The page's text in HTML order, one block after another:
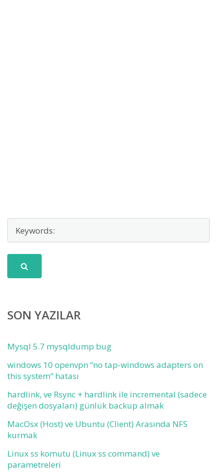
SON YAZILAR
Mysql 5.7 mysqldump bug
windows 10 openvpn “no tap-windows adapters on
this system” hatası
hardlink, ve Rsync + hardlink ile incremental (sadece
değişen dosyaları) günlük backup almak
MacOsx (Host) ve Ubuntu (Client) Arasında NFS
kurmak
Linux ss komutu (Linux ss command) ve
parametreleri